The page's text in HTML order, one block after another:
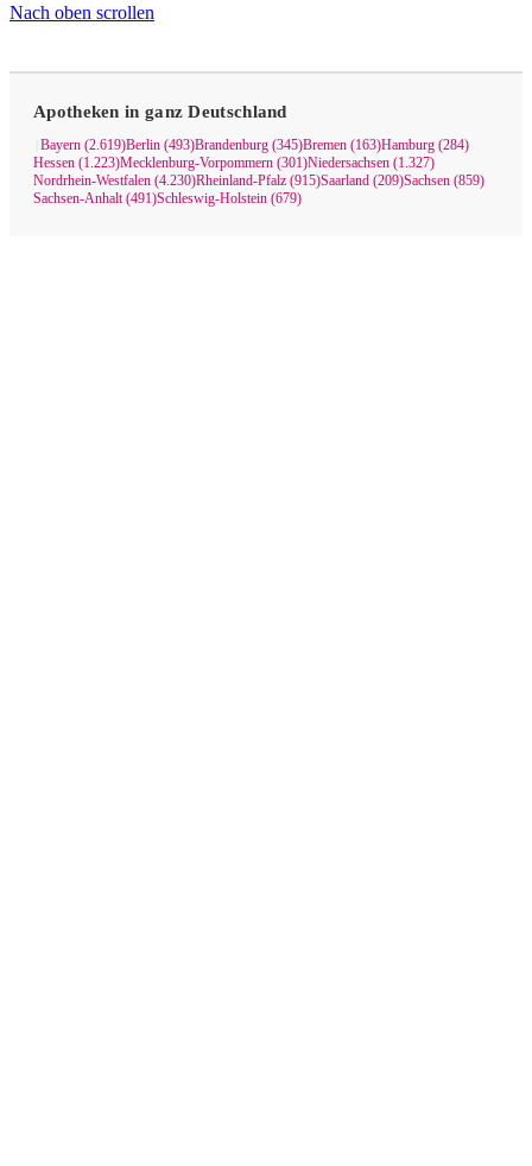
Nach oben scrollen
Apotheken in ganz Deutschland
Bayern (2.619)Berlin (493)Brandenburg (345)Bremen (163)Hamburg (284)
Hessen (1.223)Mecklenburg-Vorpommern (301)Niedersachsen (1.327)
Nordrhein-Westfalen (4.230)Rheinland-Pfalz (915)Saarland (209)Sachsen (859)
Sachsen-Anhalt (491)Schleswig-Holstein (679)